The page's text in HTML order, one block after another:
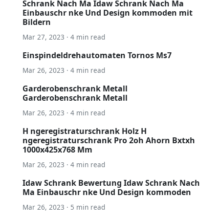
Schrank Nach Ma Idaw Schrank Nach Ma
Einbauschr nke Und Design kommoden mit
Bildern
Mar 27, 2023 · 4 min read
Einspindeldrehautomaten Tornos Ms7
Mar 26, 2023 · 4 min read
Garderobenschrank Metall
Garderobenschrank Metall
Mar 26, 2023 · 4 min read
H ngeregistraturschrank Holz H
ngeregistraturschrank Pro 2oh Ahorn Bxtxh
1000x425x768 Mm
Mar 26, 2023 · 4 min read
Idaw Schrank Bewertung Idaw Schrank Nach
Ma Einbauschr nke Und Design kommoden
Mar 26, 2023 · 5 min read